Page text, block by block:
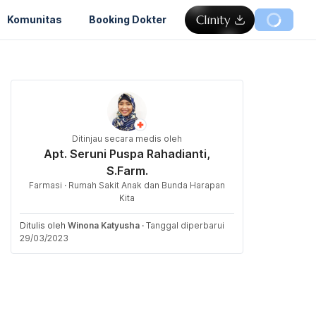
Komunitas Booking Dokter
Ditinjau secara medis oleh
Apt. Seruni Puspa Rahadianti,
S.Farm.
Farmasi · Rumah Sakit Anak dan Bunda Harapan
Kita
Ditulis oleh Winona Katyusha · Tanggal diperbarui
29/03/2023